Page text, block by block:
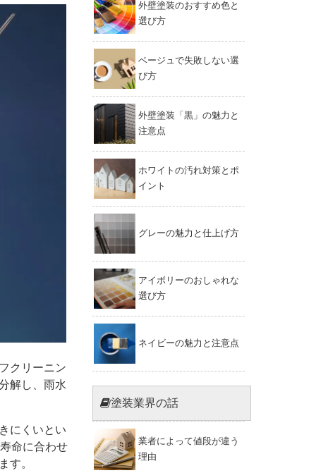
クリーニン
解し、雨水
にくいとい
命に合わせ
す。
外壁塗装のおすすめ色と
選び方
ベージュで失敗しない選
び方
外壁塗装「黒」の魅力と
注意点
ホワイトの汚れ対策とポ
イント
グレーの魅力と仕上げ方
アイボリーのおしゃれな
選び方
ネイビーの魅力と注意点
塗装業界の話
業者によって値段が違う
理由